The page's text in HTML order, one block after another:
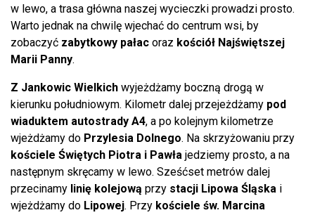
w lewo, a trasa główna naszej wycieczki prowadzi prosto.
Warto jednak na chwilę wjechać do centrum wsi, by
zobaczyć zabytkowy pałac oraz kościół Najświętszej
Marii Panny.
Z Jankowic Wielkich wyjeżdżamy boczną drogą w
kierunku południowym. Kilometr dalej przejeżdżamy pod
wiaduktem autostrady A4, a po kolejnym kilometrze
wjeżdżamy do Przylesia Dolnego. Na skrzyżowaniu przy
kościele Świętych Piotra i Pawła jedziemy prosto, a na
następnym skręcamy w lewo. Sześćset metrów dalej
przecinamy linię kolejową przy stacji Lipowa Śląska i
wjeżdżamy do Lipowej. Przy kościele św. Marcina